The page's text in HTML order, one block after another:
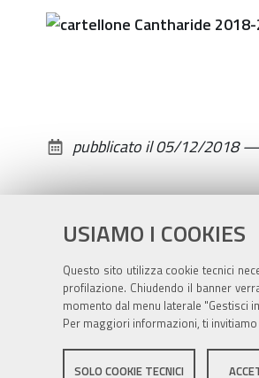
USIAMO I COOKIES
Questo sito utilizza cookie tecnici
profilazione. Chiudendo il banner
momento dal menu laterale "Gestisci
Per maggiori informazioni, ti
SOLO COOKIE TECNICI
ore-
PAPÀ
DIO
Liberamente
all'omonimo
romanzo
fumetti
pubblicato il05/12/2018—
Sito istituzionale Comune di